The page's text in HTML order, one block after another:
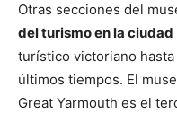
Otras secciones del
del turismo en la ciudad
turístico victoriano
últimos tiempos. El
Great Yarmouth es el